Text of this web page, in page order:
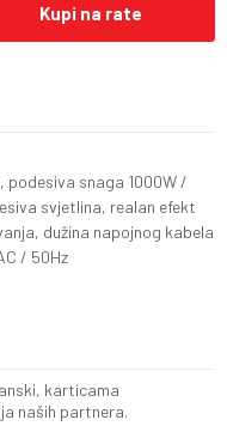
Kupi na rate
podesiva snaga 1000W /
svjetlina, realan efekt
dužina napojnog kabela
/ 50Hz
karticama
naših partnera.